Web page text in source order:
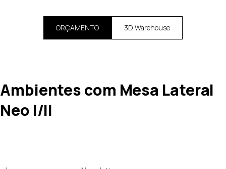
ORÇAMENTO 3D Warehouse
Ambientes com Mesa Lateral
Neo I/II